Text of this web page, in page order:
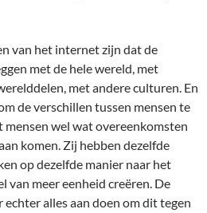
van het internet zijn dat de
met de hele wereld, met
met andere culturen. En
de verschillen tussen mensen te
mensen wel wat overeenkomsten
komen. Zij hebben dezelfde
op dezelfde manier naar het
van meer eenheid creëren. De
alles aan doen om dit tegen